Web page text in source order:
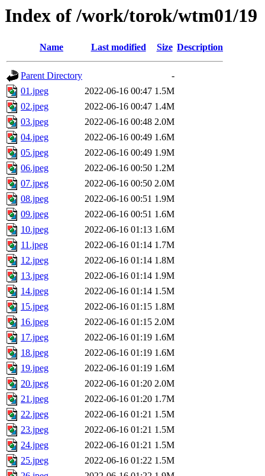
Index of /work/torok/wtm01/19
Name Last modified Size Description
Parent Directory
-
01.jpeg
2022-06-16 00:47 1.5M
02.jpeg
2022-06-16 00:47 1.4M
03.jpeg
2022-06-16 00:48 2.0M
04.jpeg
2022-06-16 00:49 1.6M
05.jpeg
2022-06-16 00:49 1.9M
06.jpeg
2022-06-16 00:50 1.2M
07.jpeg
2022-06-16 00:50 2.0M
08.jpeg
2022-06-16 00:51 1.9M
09.jpeg
2022-06-16 00:51 1.6M
10.jpeg
2022-06-16 01:13 1.6M
11.jpeg
2022-06-16 01:14 1.7M
12.jpeg
2022-06-16 01:14 1.8M
13.jpeg
2022-06-16 01:14 1.9M
14.jpeg
2022-06-16 01:14 1.5M
15.jpeg
2022-06-16 01:15 1.8M
16.jpeg
2022-06-16 01:15 2.0M
17.jpeg
2022-06-16 01:19 1.6M
18.jpeg
2022-06-16 01:19 1.6M
19.jpeg
2022-06-16 01:19 1.6M
20.jpeg
2022-06-16 01:20 2.0M
21.jpeg
2022-06-16 01:20 1.7M
22.jpeg
2022-06-16 01:21 1.5M
23.jpeg
2022-06-16 01:21 1.5M
24.jpeg
2022-06-16 01:21 1.5M
25.jpeg
2022-06-16 01:22 1.5M